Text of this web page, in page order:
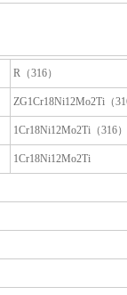
R（316）
ZG1Cr18Ni12Mo2Ti（
1Cr18Ni12Mo2Ti（316
1Cr18Ni12Mo2Ti